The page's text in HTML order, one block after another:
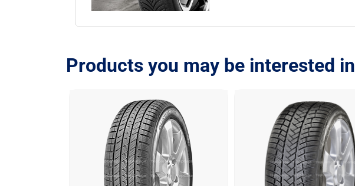
Products you may be interested in